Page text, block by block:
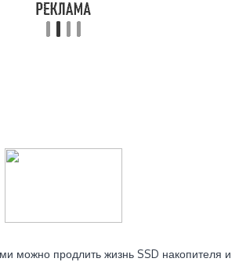
можно продлить жизнь SSD накопителя и